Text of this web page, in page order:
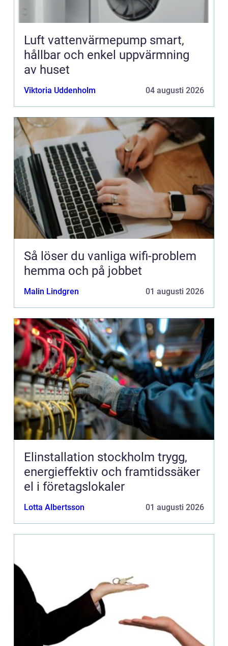
Luft vattenvärmepump smart,
hållbar och enkel uppvärmning
av huset
Viktoria Uddenholm 04 augusti 2026
Så löser du vanliga wifi-problem
hemma och på jobbet
Malin Lindgren 01 augusti 2026
Elinstallation stockholm trygg,
energieffektiv och framtidssäker
el i företagslokaler
Lotta Albertsson 01 augusti 2026